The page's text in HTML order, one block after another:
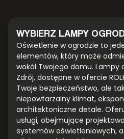
WYBIERZ LAMPY
Oświetlenie w ogrodzie to
elementów, który może
wokół Twojego domu.
Zdrój, dostępne w ofercie
Twoje bezpieczeństwo, ale
niepowtarzalny klimat,
architektoniczne detale.
usługi, obejmujące
systemów oświetleniowych,